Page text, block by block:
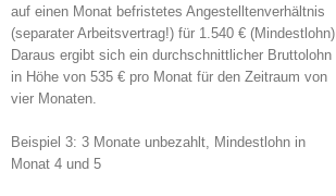
auf einen Monat befristetes Angestelltenverhältnis
(separater Arbeitsvertrag!) für 1.540 € (Mindestlohn).
Daraus ergibt sich ein durchschnittlicher Bruttolohn
in Höhe von 535 € pro Monat für den Zeitraum von
vier Monaten.
Beispiel 3: 3 Monate unbezahlt, Mindestlohn in
Monat 4 und 5